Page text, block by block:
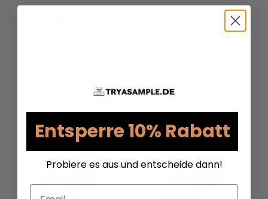
10 ML Reisegröße
Entsperre 10% Rabatt
Probiere es aus und entscheide dann!
Email